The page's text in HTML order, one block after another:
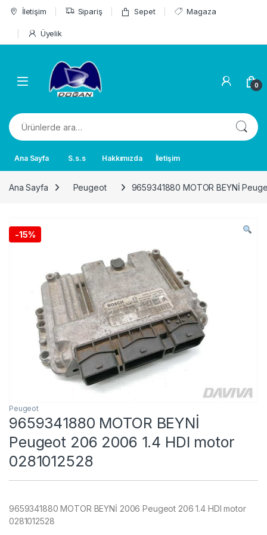
Skip to navigation
Skip to content
İletişim Sipariş Sepet Magaza
Üyelik
0
Ara:
Ana Sayfa S.s.s Hakkımızda İletişim
Ana Sayfa Peugeot 9659341880 MOTOR BEYNİ
-15%
Peugeot
9659341880 MOTOR BEYNİ
Peugeot 206 2006 1.4 HDI motor
0281012528
9659341880 MOTOR BEYNİ 2006 Peugeot 206 1.4 HDI motor
0281012528